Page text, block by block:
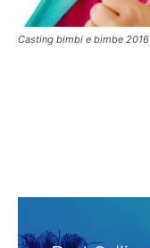
Casting bimbi e bimbe 2016